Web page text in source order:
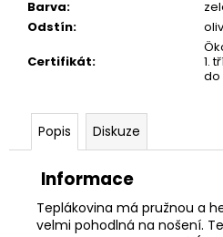
Barva:
Odstín:
Certifikát:
1.
do
Popis Diskuze
Informace
Teplákovina má pružnou a
velmi pohodlná na nošení.